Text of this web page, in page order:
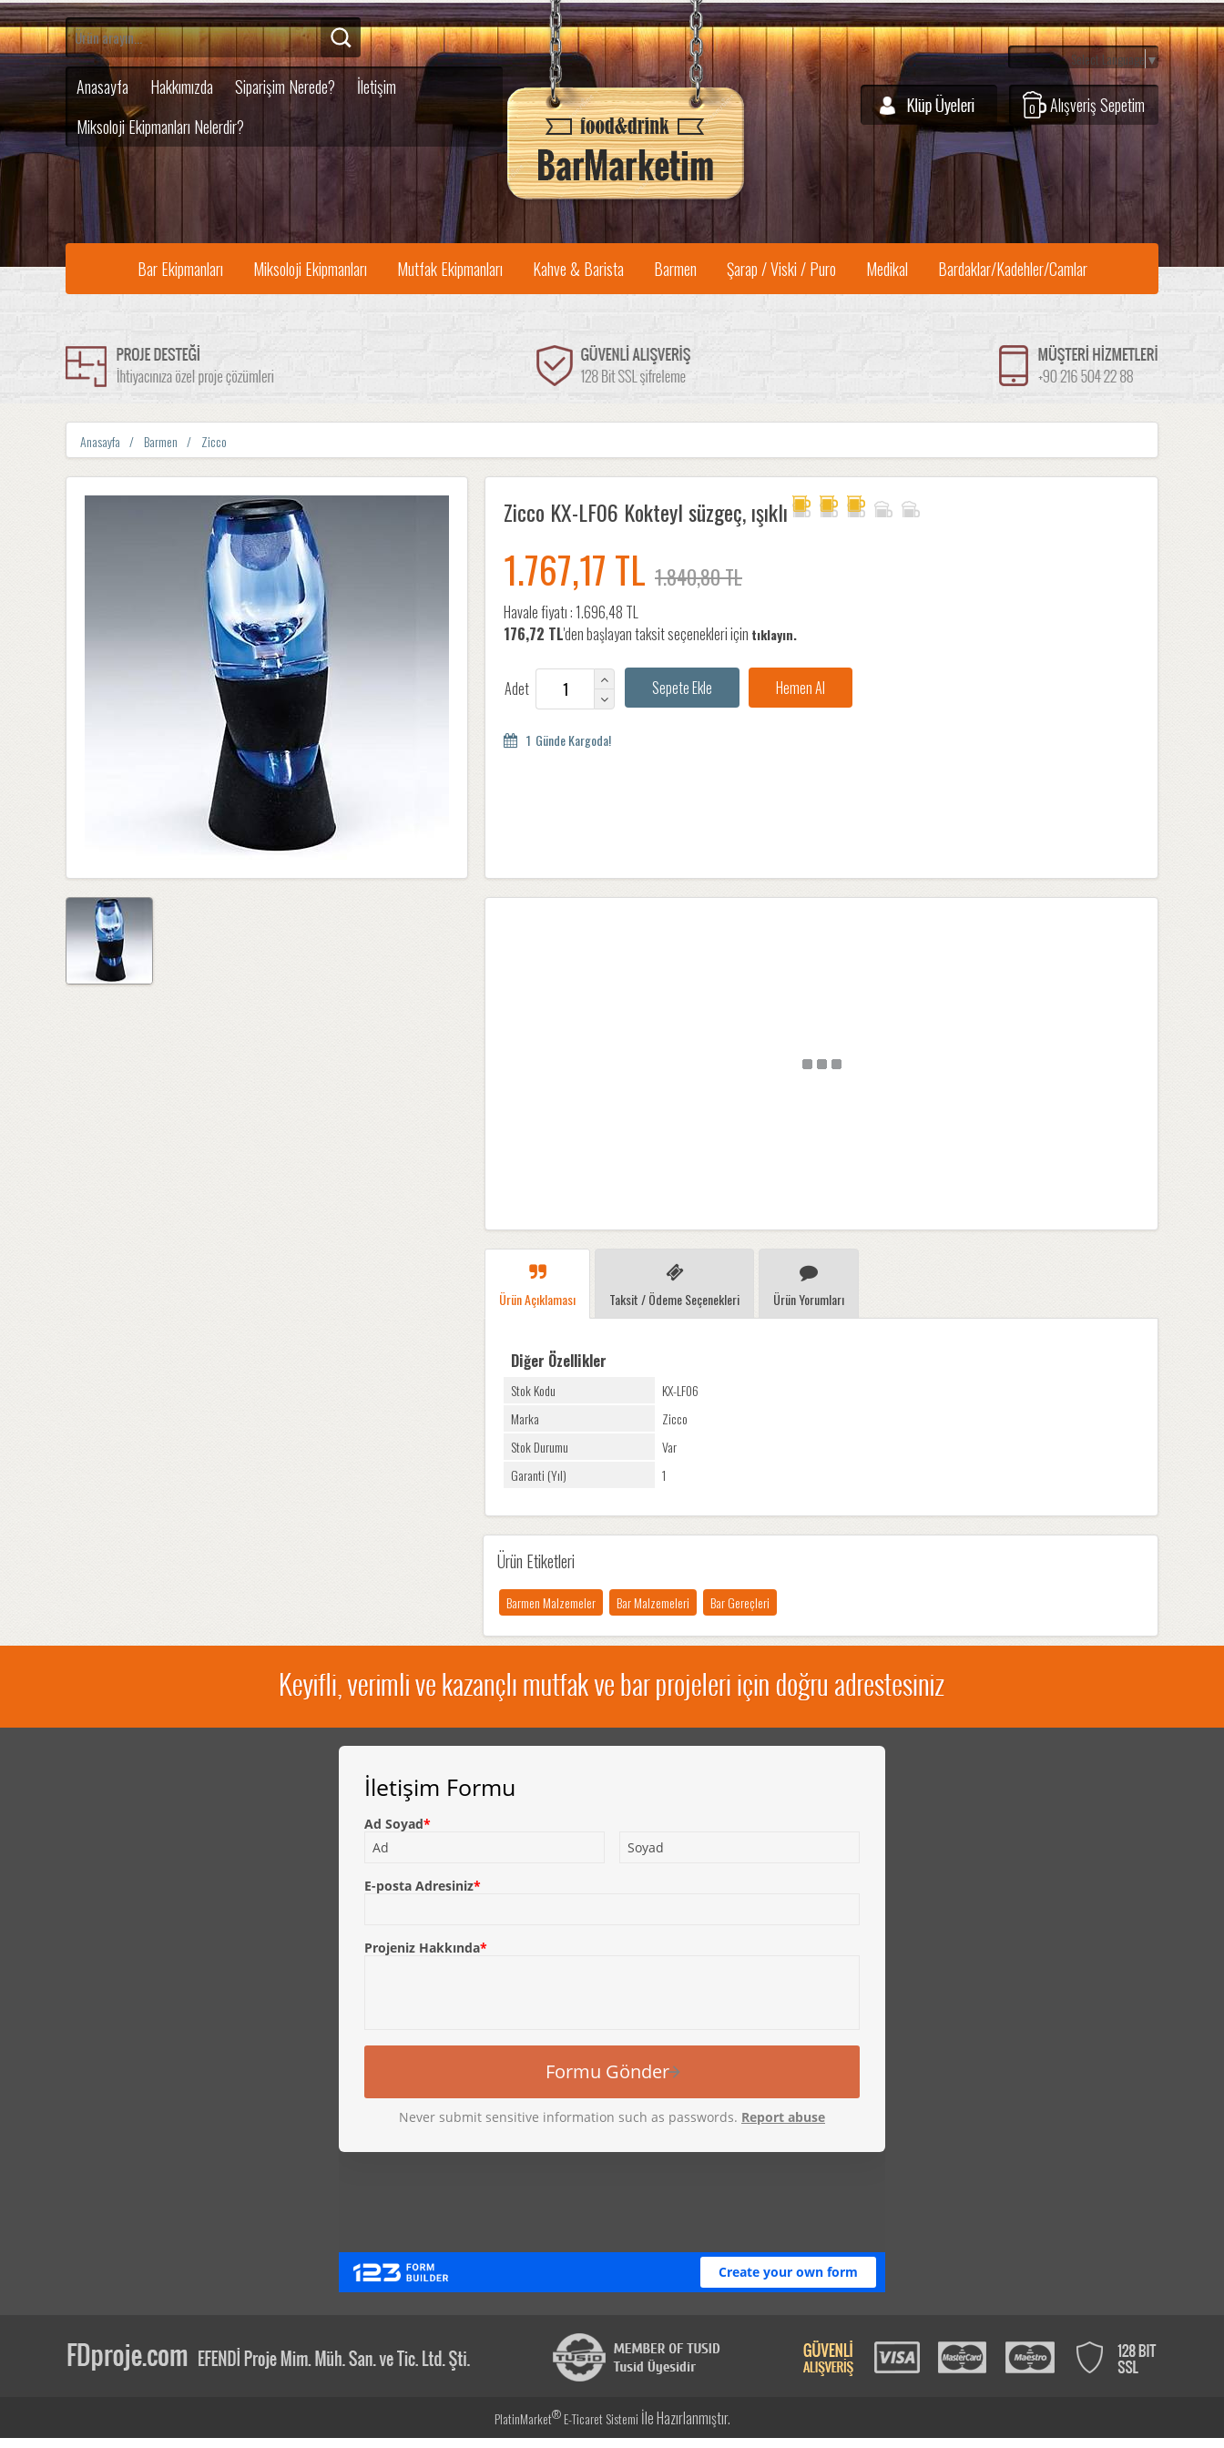
Anasayfa Hakkımızda Siparişim Nerede?
İletişim
Miksoloji Ekipmanları Nelerdir?
Alışveriş Sepetim
0
Select Language ▼
Bar Ekipmanları Miksoloji Ekipmanları Mutfak Ekipmanları Kahve & Barista Barmen Şarap / Viski / Puro Medikal Bardaklar/Kadehler/Camlar
Anasayfa Barmen Zicco
Zicco KX-LF06 Kokteyl süzgeç, ışıklı
1.767,17 TL 1.840,80 TL
Havale fiyatı : 1.696,48 TL
176,72 TL'den başlayan taksit seçenekleri için tıklayın.
Adet
1
Ürün Açıklaması Taksit / Ödeme Seçenekleri Ürün Yorumları
Diğer Özellikler
Stok Kodu
KX-LF06
Marka
Zicco
Stok Durumu
Var
Garanti (Yıl)
1
Ürün Etiketleri
Barmen Malzemeler Bar Malzemeleri Bar Gereçleri
PlatinMarket®E-Ticaret Sistemi İle Hazırlanmıştır.